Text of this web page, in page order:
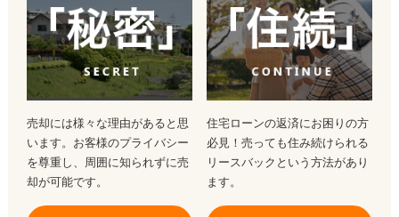
売却には様々な理由があると思
います。お客様のプライバシー
を尊重し、周囲に知られずに売
却が可能です。
住宅ローンの返済にお困りの方
必見！売っても住み続けられる
リースバックという方法があり
ます。